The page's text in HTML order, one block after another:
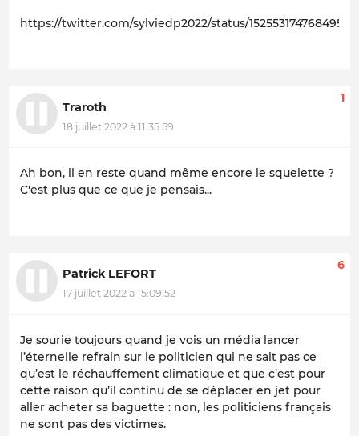
https://twitter.com/sylviedp2022/status/
Traroth
18 juillet 2022 à 11:35:59
1
Ah bon, il en reste quand même encore le squelette ?
C'est plus que ce que je pensais...
Patrick LEFORT
17 juillet 2022 à 15:09:52
6
Je sourie toujours quand je vois un média lancer
l’éternelle refrain sur le politicien qui ne sait pas ce
qu’est le réchauffement climatique et que c’est pour
cette raison qu’il continu de se déplacer en jet pour
aller acheter sa baguette : non, les politiciens français
ne sont pas des victimes.